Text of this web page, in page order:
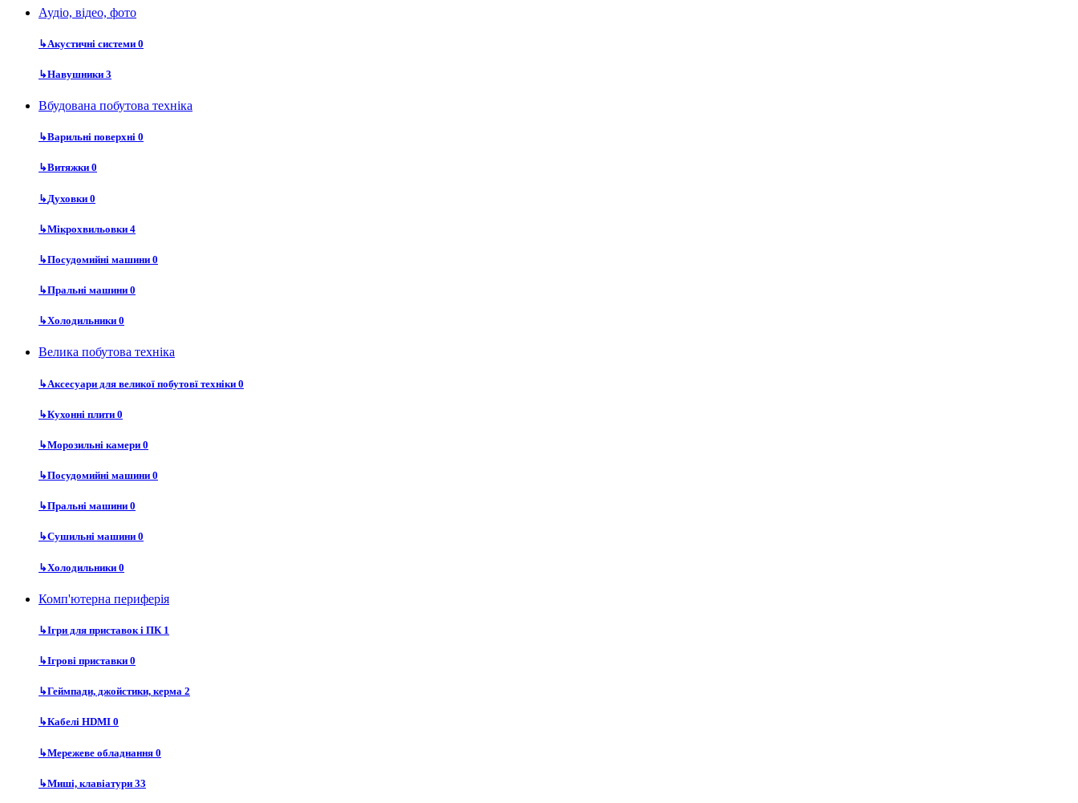
Аудіо, відео, фото
↳Акустичні системи 0
↳Навушники 3
Вбудована побутова техніка
↳Варильні поверхні 0
↳Витяжки 0
↳Духовки 0
↳Мікрохвильовки 4
↳Посудомийні машини 0
↳Пральні машини 0
↳Холодильники 0
Велика побутова техніка
↳Аксесуари для великої побутовї техніки 0
↳Кухонні плити 0
↳Морозильні камери 0
↳Посудомийні машини 0
↳Пральні машини 0
↳Сушильні машини 0
↳Холодильники 0
Комп'ютерна периферія
↳Ігри для приставок і ПК 1
↳Ігрові приставки 0
↳Геймпади, джойстики, керма 2
↳Кабелі HDMI 0
↳Мережеве обладнання 0
↳Миші, клавіатури 33